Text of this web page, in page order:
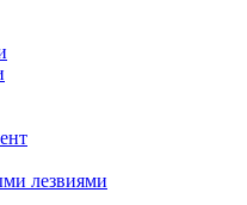
лезвиями